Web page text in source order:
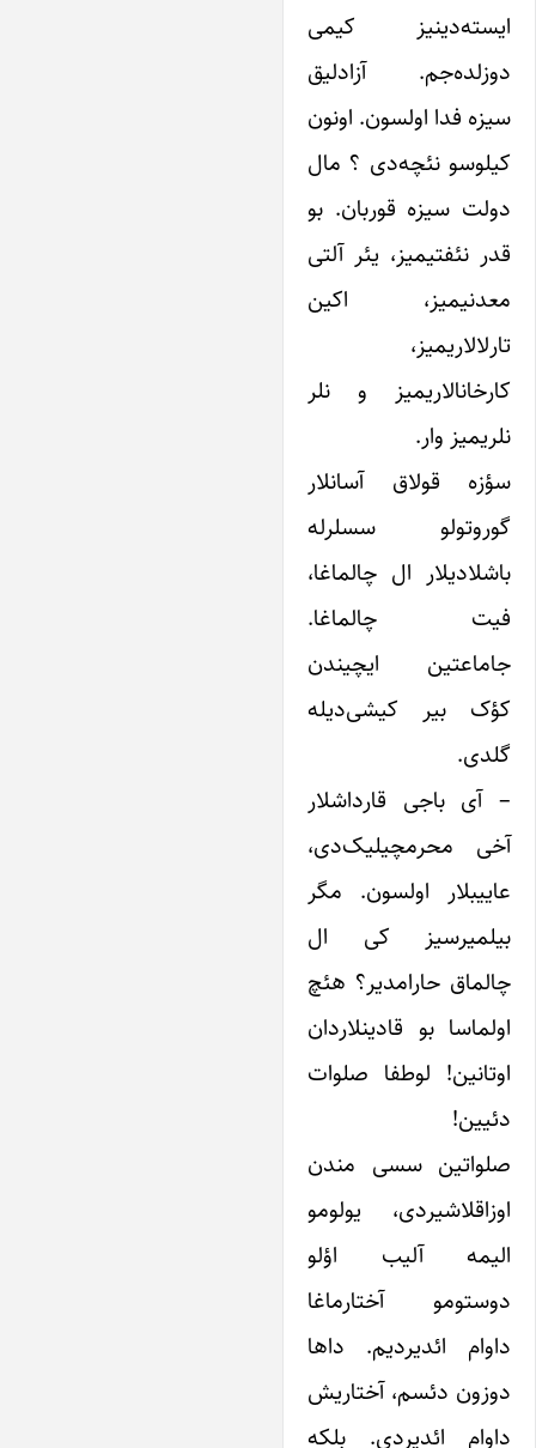
ایسته‌دینیز کیمی
دوزلده‌جم. آزادلیق
سیزه فدا اولسون. اونون
کیلوسو نئچه‌دی ؟ مال
دولت سیزه قوربان. بو
قدر نئفتیمیز، یئر آلتی
معدنیمیز، اکین
تارلالاریمیز،
کارخانالاریمیز و نلر
نلریمیز وار.
سؤزه قولاق آسانلار
گوروتولو سسلرله
باشلادیلار ال چالماغا،
فیت چالماغا.
جاماعتین ایچیندن
کؤک بیر کیشی‌دیله
گلدی.
– آی باجی قارداشلار
آخی محرمچیلیک‌دی،
عاییبلار اولسون. مگر
بیلمیرسیز کی ال
چالماق حارامدیر؟ هئچ
اولماسا بو قادینلاردان
اوتانین! لوطفا صلوات
دئیین!
صلواتین سسی مندن
اوزاقلاشیردی، یولومو
الیمه آلیب اؤلو
دوستومو آختارماغا
داوام ائدیردیم. داها
دوزون دئسم، آختاریش
داوام ائدیردی. بلکه